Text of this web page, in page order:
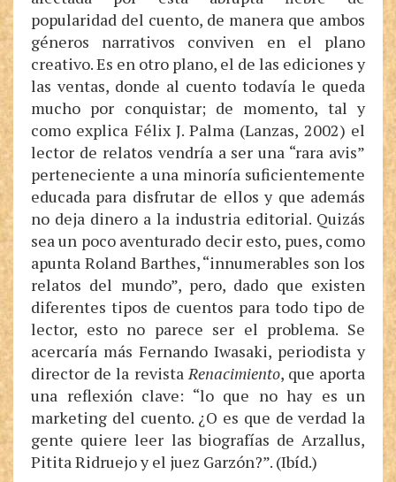
popularidad del cuento, de manera que ambos
géneros narrativos conviven en el plano
creativo. Es en otro plano, el de las ediciones y
las ventas, donde al cuento todavía le queda
mucho por conquistar; de momento, tal y
como explica Félix J. Palma (Lanzas, 2002) el
lector de relatos vendría a ser una “rara avis”
perteneciente a una minoría suficientemente
educada para disfrutar de ellos y que además
no deja dinero a la industria editorial. Quizás
sea un poco aventurado decir esto, pues, como
apunta Roland Barthes, “innumerables son los
relatos del mundo”, pero, dado que existen
diferentes tipos de cuentos para todo tipo de
lector, esto no parece ser el problema. Se
acercaría más Fernando Iwasaki, periodista y
director de la revistaRenacimiento, que aporta
una reflexión clave: “lo que no hay es un
marketing del cuento. ¿O es que de verdad la
gente quiere leer las biografías de Arzallus,
Pitita Ridruejo y el juez Garzón?”. (Ibíd.)